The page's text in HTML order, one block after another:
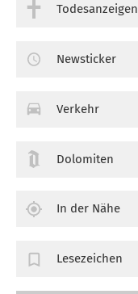
Todesanzeigen
Newsticker
Verkehr
Dolomiten
In der Nähe
Lesezeichen